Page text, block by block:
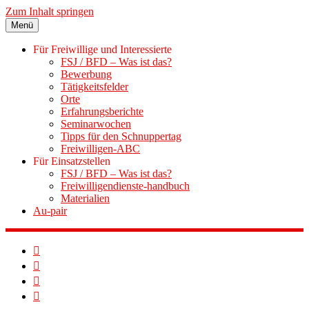
Zum Inhalt springen
Menü
Für Freiwillige und Interessierte
FSJ / BFD – Was ist das?
Bewerbung
Tätigkeitsfelder
Orte
Erfahrungsberichte
Seminarwochen
Tipps für den Schnuppertag
Freiwilligen-ABC
Für Einsatzstellen
FSJ / BFD – Was ist das?
Freiwilligendienste-handbuch
Materialien
Au-pair